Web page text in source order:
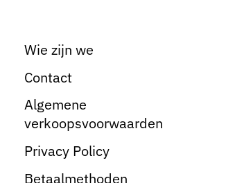
Wie zijn we
Contact
Algemene
verkoopsvoorwaarden
Privacy Policy
Betaalmethoden